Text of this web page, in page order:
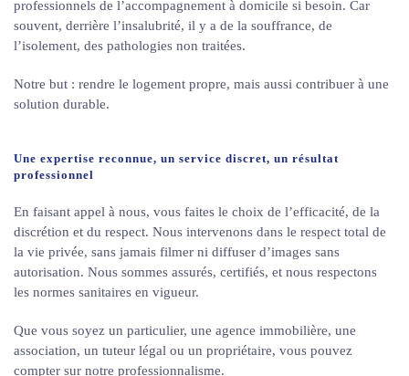
professionnels de l’accompagnement à domicile si besoin. Car
souvent, derrière l’insalubrité, il y a de la souffrance, de
l’isolement, des pathologies non traitées.
Notre but : rendre le logement propre, mais aussi contribuer à une
solution durable.
Une expertise reconnue, un service discret, un résultat
professionnel
En faisant appel à nous, vous faites le choix de l’efficacité, de la
discrétion et du respect. Nous intervenons dans le respect total de
la vie privée, sans jamais filmer ni diffuser d’images sans
autorisation. Nous sommes assurés, certifiés, et nous respectons
les normes sanitaires en vigueur.
Que vous soyez un particulier, une agence immobilière, une
association, un tuteur légal ou un propriétaire, vous pouvez
compter sur notre professionnalisme.